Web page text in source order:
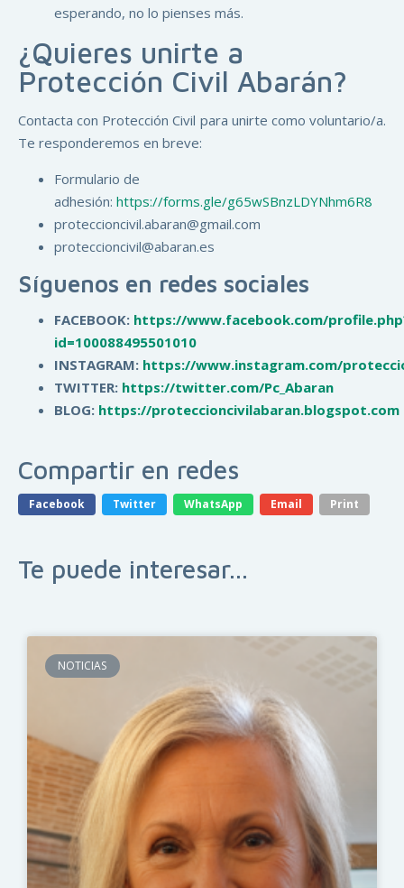
esperando, no lo pienses más.
¿Quieres unirte a
Protección Civil Abarán?
Contacta con Protección Civil para unirte como voluntario/a.
Te responderemos en breve:
Formulario de
adhesión: https://forms.gle/g65wSBnzLDYNhm6R8
proteccioncivil.abaran@gmail.com
proteccioncivil@abaran.es
Síguenos en redes sociales
FACEBOOK: https://www.facebook.com/
id=100088495501010
INSTAGRAM: https://www.instagram.com/
TWITTER: https://twitter.com/Pc_Abaran
BLOG: https://proteccioncivilabaran.blogspot.com
Compartir en redes
Facebook Twitter WhatsApp Email Print
Te puede interesar...
NOTICIAS